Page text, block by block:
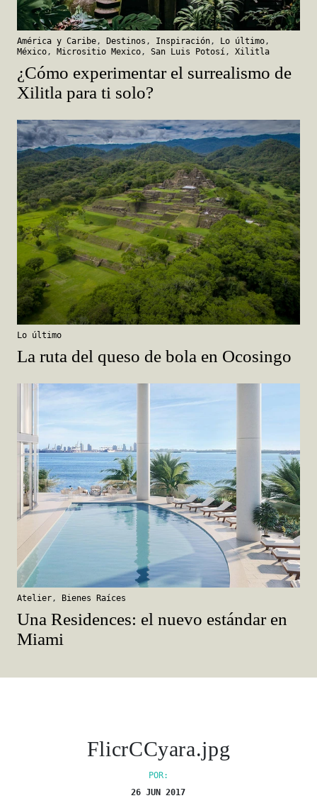
América y Caribe, Destinos , Inspiración, Lo último,
México, Micrositio Mexico, San Luis Potosí, Xilitla
¿Cómo experimentar el surrealismo de
Xilitla para ti solo?
Lo último
La ruta del queso de bola en Ocosingo
Atelier, Bienes Raíces
Una Residences: el nuevo estándar en
Miami
FlicrCCyara.jpg
POR:
26 JUN 2017